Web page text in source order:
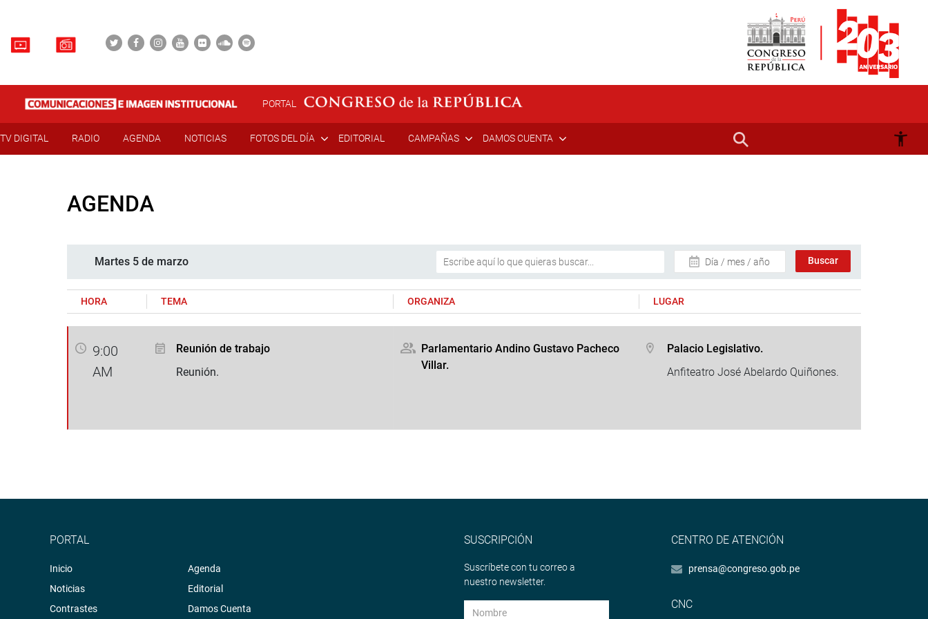
PORTAL
TV DIGITAL RADIO AGENDA NOTICIAS FOTOS DEL DÍA EDITORIAL CAMPAÑAS DAMOS CUENTA
AGENDA
Martes 5 de marzo Día / mes / año
HORA TEMA ORGANIZA LUGAR
9:00
AM
Reunión de trabajo
Reunión.
Parlamentario Andino Gustavo Pacheco
Villar.
Palacio Legislativo.
Anfiteatro José Abelardo Quiñones.
PORTAL
Inicio
Noticias
Contrastes
Agenda
Editorial
Damos Cuenta
SUSCRIPCIÓN
Suscríbete con tu correo a
nuestro newsletter.
CENTRO DE ATENCIÓN
prensa@congreso.gob.pe
CNC